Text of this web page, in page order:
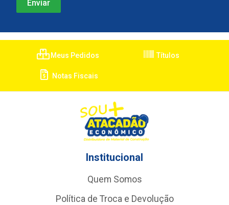
Meus Pedidos Títulos
Notas Fiscais
Institucional
Quem Somos
Política de Troca e Devolução